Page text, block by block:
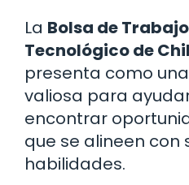
La Bolsa de
Tecnológico de
presenta como
valiosa para
encontrar
que se alineen con
habilidades.